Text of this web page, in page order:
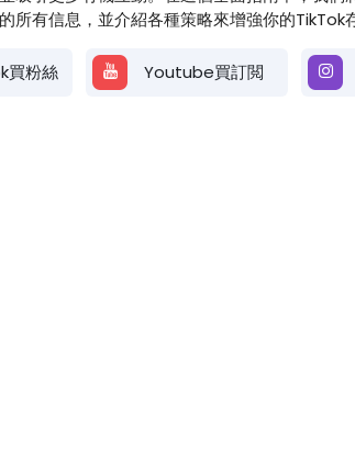
所有信息，並介紹各種策略來增強你的TikTok
買粉絲 Youtube買訂閲